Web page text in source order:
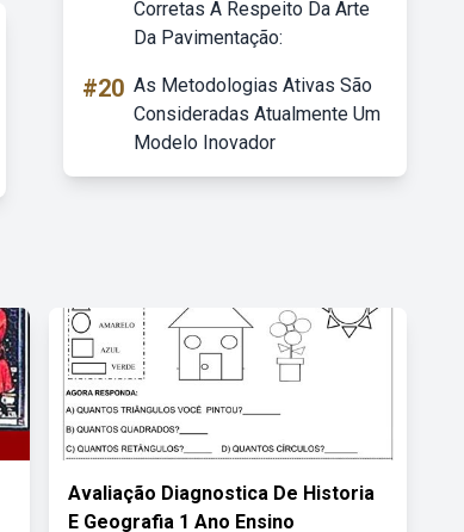
Corretas A Respeito Da Arte
Da Pavimentação:
#20 As Metodologias Ativas São
Consideradas Atualmente Um
Modelo Inovador
Avaliação Diagnostica De Historia
E Geografia 1 Ano Ensino